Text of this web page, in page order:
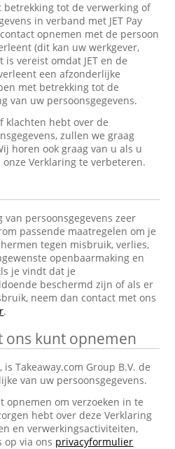
betrekking tot de verwerking of
in verband met JET Pay
opnemen met de persoon
(dit kan uw werkgever,
vereist omdat JET en de
een afzonderlijke
met betrekking tot de
van uw persoonsgegevens.
klachten hebt over de
zullen we graag
horen ook graag van u als u
Verklaring te verbeteren.
van persoonsgegevens zeer
passende maatregelen om je
tegen misbruik, verlies,
openbaarmaking en
je vindt dat je
beschermd zijn of als er
neem dan contact met ons
.
ons kunt opnemen
Takeaway.com Group B.V. de
van uw persoonsgegevens.
opnemen om verzoeken in te
hebt over deze Verklaring
en verwerkingsactiviteiten,
op via ons privacyformulier